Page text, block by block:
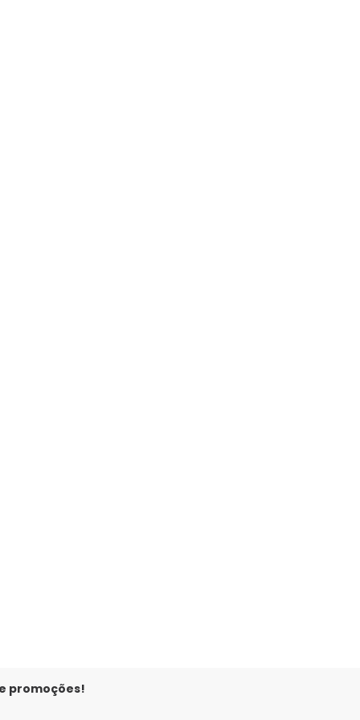
Listrado (Rosa)
promoções!